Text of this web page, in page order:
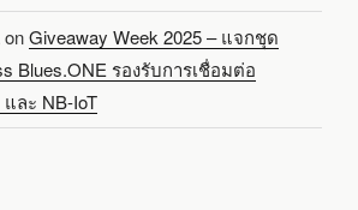
onGiveaway Week 2025 – แจกชุด
Blues.ONE รองรับการเชื่อมต่อ
และ NB-IoT